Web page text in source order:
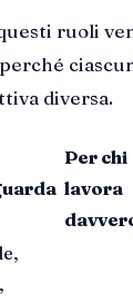
ruoli
diversa.
Per chi
lavora